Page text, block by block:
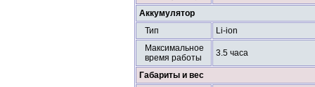
Аккумулятор
Тип
Li-ion
Максимальное
время работы
3.5 часа
Габариты и вес